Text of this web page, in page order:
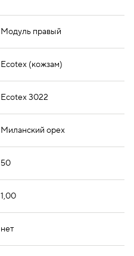
Модуль правый
Ecotex (кожзам)
Ecotex 3022
Миланский орех
50
1,00
нет